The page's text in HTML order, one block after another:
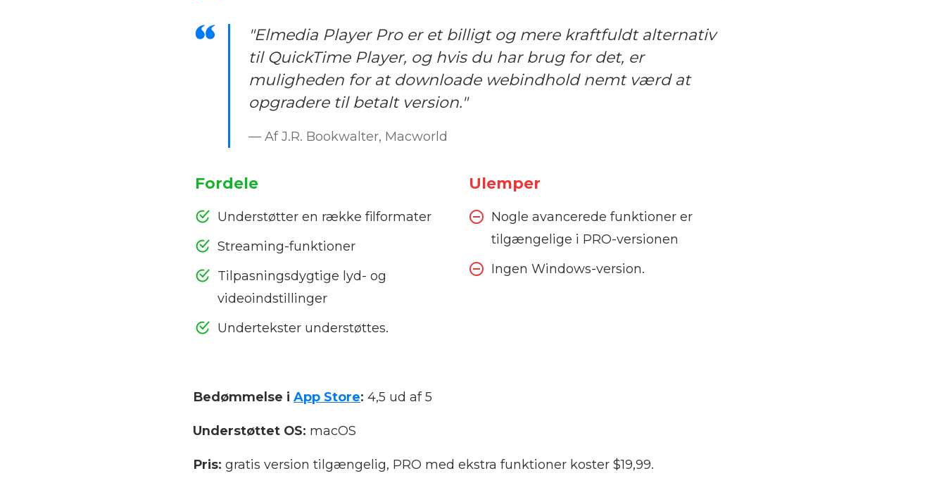
"Elmedia Player Pro er et billigt og mere kraftfuldt alternativ
til QuickTime Player, og hvis du har brug for det, er
muligheden for at downloade webindhold nemt værd at
opgradere til betalt version."
— Af J.R. Bookwalter, Macworld
Fordele
Understøtter en række filformater
Streaming-funktioner
Tilpasningsdygtige lyd- og
videoindstillinger
Undertekster understøttes.
Ulemper
Nogle avancerede funktioner er
tilgængelige i PRO-versionen
Ingen Windows-version.
Bedømmelse iApp Store: 4,5 ud af 5
Understøttet OS: macOS
Pris: gratis version tilgængelig, PRO med ekstra funktioner koster $19,99.